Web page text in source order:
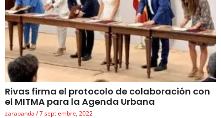
Rivas firma el protocolo de colaboración con
el MITMA para la Agenda Urbana
zarabanda 7 septiembre, 2022